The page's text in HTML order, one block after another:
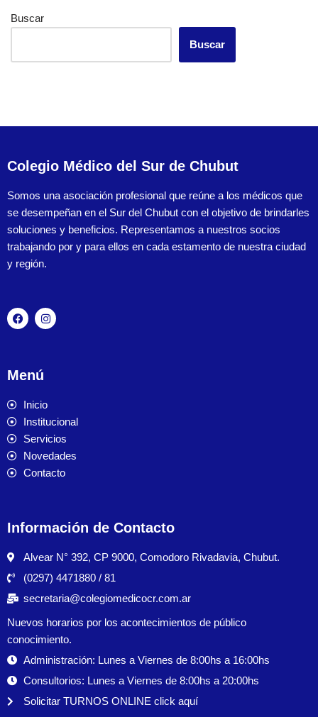
Buscar
Buscar
Colegio Médico del Sur de Chubut
Somos una asociación profesional que reúne a los médicos que
se desempeñan en el Sur del Chubut con el objetivo de brindarles
soluciones y beneficios. Representamos a nuestros socios
trabajando por y para ellos en cada estamento de nuestra ciudad
y región.
Menú
Inicio
Institucional
Servicios
Novedades
Contacto
Información de Contacto
Alvear N° 392, CP 9000, Comodoro Rivadavia, Chubut.
(0297) 4471880 / 81
secretaria@colegiomedicocr.com.ar
Nuevos horarios por los acontecimientos de público
conocimiento.
Administración: Lunes a Viernes de 8:00hs a 16:00hs
Consultorios: Lunes a Viernes de 8:00hs a 20:00hs
Solicitar TURNOS ONLINE click aquí